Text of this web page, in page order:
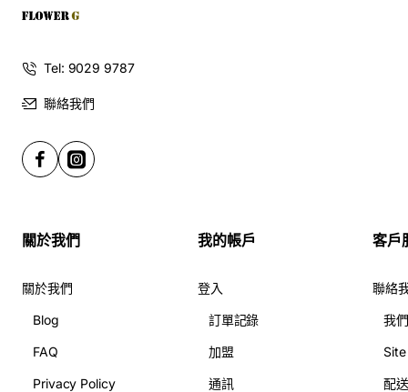
Tel: 9029 9787
聯絡我們
關於我們
關於我們
Blog
FAQ
Privacy Policy
我的帳戶
登入
訂單記錄
加盟
通訊
客戶
聯絡
我
配